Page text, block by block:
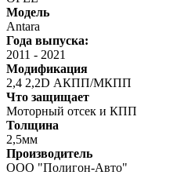
Модель
Antara
Года выпуска:
2011 - 2021
Модификация
2,4 2,2D АКПП/МКПП
Что защищает
Моторный отсек и КПП
Толщина
2,5мм
Производитель
ООО "Полигон-Авто"